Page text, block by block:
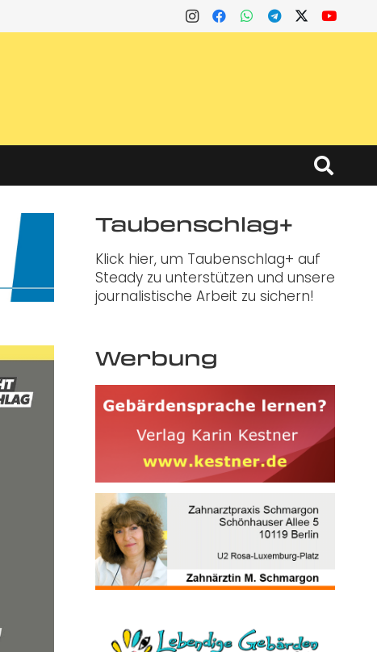
Taubenschlag+
Klick hier, um Taubenschlag+ auf
Steady zu unterstützen und unsere
journalistische Arbeit zu sichern!
Werbung